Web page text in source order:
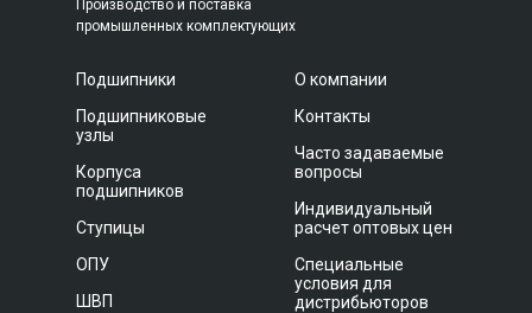
Производство и поставка
промышленных комплектующих
Подшипники
Подшипниковые
узлы
Корпуса
подшипников
Ступицы
ОПУ
ШВП
О компании
Контакты
Часто задаваемые
вопросы
Индивидуальный
расчет оптовых цен
Специальные
условия для
дистрибьюторов